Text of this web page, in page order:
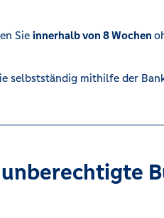
Sieinnerhalb von 8 Wochen
selbstständig mithilfe der